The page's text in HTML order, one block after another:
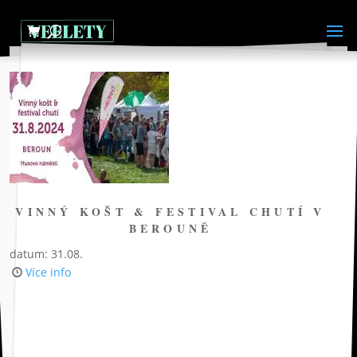
VINNÝ KOŠT & FESTIVAL CHUTÍ V
BEROUNĚ
datum: 31.08.
Více info